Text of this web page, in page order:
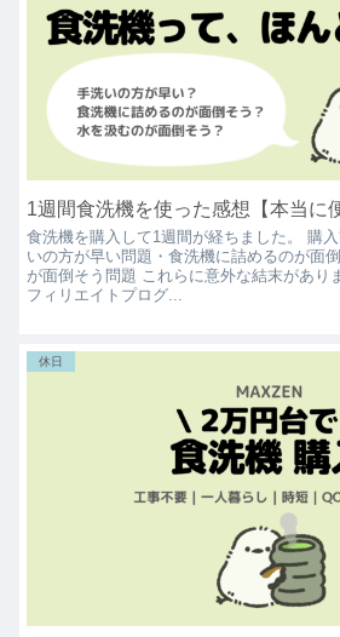
1週間食洗機を使った感想【本当に
食洗機を購入して1週間が経ちました。 購
いの方が早い問題・食洗機に詰めるのが面
が面倒そう問題 これらに意外な結末があ
フィリエイトプログ...
休日